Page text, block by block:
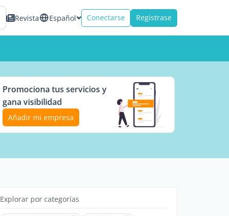
Revista Español Conectarse Registrase
Promociona tus servicios y
gana visibilidad
Añadir mi empresa
Explorar por categorías